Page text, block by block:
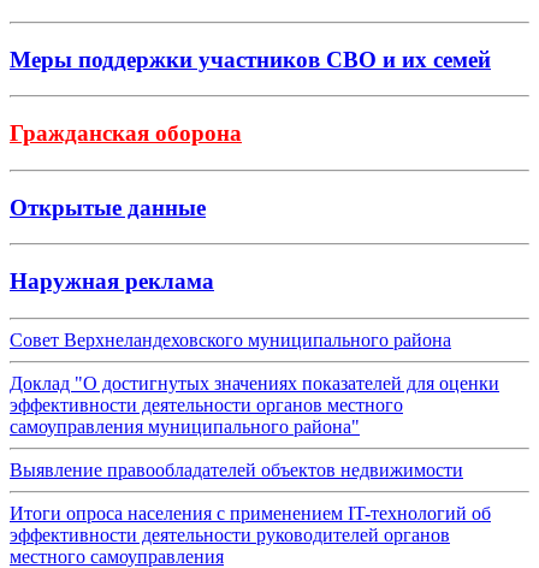
Меры поддержки участников СВО и их семей
Гражданская оборона
Открытые данные
Наружная реклама
Совет Верхнеландеховского муниципального района
Доклад "О достигнутых значениях показателей для оценки
эффективности деятельности органов местного
самоуправления муниципального района"
Выявление правообладателей объектов недвижимости
Итоги опроса населения с применением IT-технологий об
эффективности деятельности руководителей органов
местного самоуправления